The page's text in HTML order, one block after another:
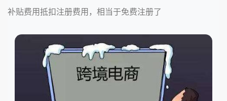
补贴费用抵扣注册费用，相当于免费注册了